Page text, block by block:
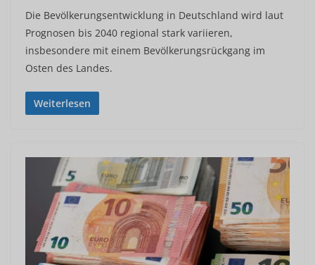
Die Bevölkerungsentwicklung in Deutschland wird laut
Prognosen bis 2040 regional stark variieren,
insbesondere mit einem Bevölkerungsrückgang im
Osten des Landes.
Weiterlesen